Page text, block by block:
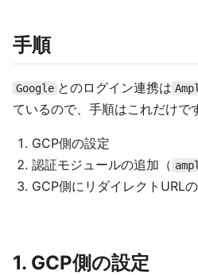
手順
Google とのログイン連携は
ているので、手順はこれだけで
GCP側の設定
認証モジュールの追加（
GCP側にリダイレクトURL
1. GCP側の設定